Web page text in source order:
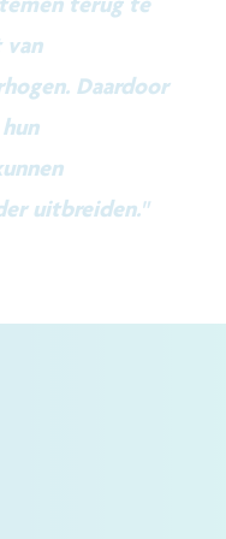
Daardoor
uitbreiden."